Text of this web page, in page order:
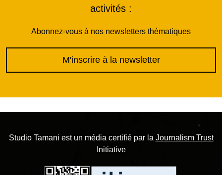
activités :
Abonnez-vous à nos newsletters thématiques
M'inscrire à la newsletter
Studio Tamani est un média certifié par la Journalism Trust
Initiative